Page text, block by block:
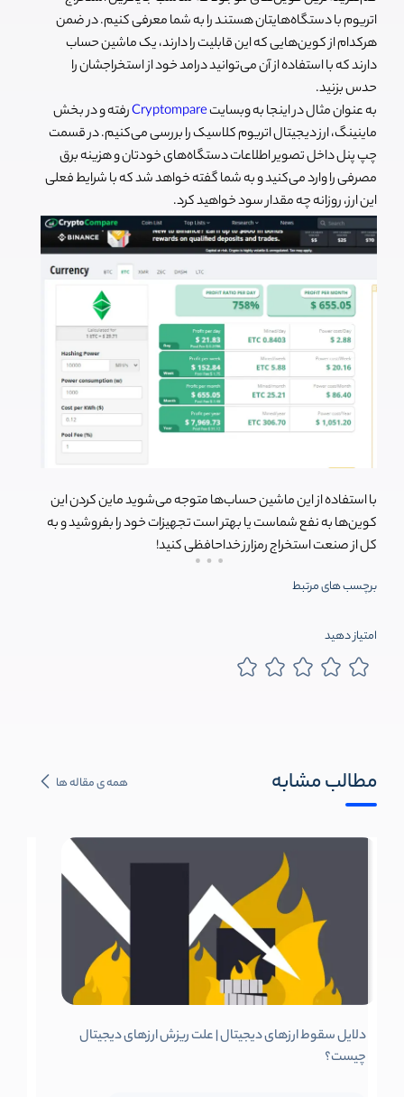
اتریوم با دستگاه‌هایتان هستند را به شما معرفی کنیم. در ضمن
هرکدام از کوین‌هایی که این قابلیت را دارند، یک ماشین حساب
دارند که با استفاده از آن می‌توانید درامد خود از استخراجشان را
حدس بزنید.
به عنوان مثال در اینجا به وبسایتCryptompareرفته و در بخش
ماینینگ، ارز دیجیتال اتریوم کلاسیک را بررسی می‌کنیم. در قسمت
چپ پنل داخل تصویر اطلاعات دستگاه‌های خودتان و هزینه برق
مصرفی را وارد می‌کنید و به شما گفته خواهد شد که با شرایط فعلی
این ارز، روزانه چه مقدار سود خواهید کرد.
با استفاده از این ماشین حساب‌ها متوجه می‌شوید ماین کردن این
کوین‌ها به نفع شماست یا بهتر است تجهیزات خود را بفروشید و به
کل از صنعت استخراج رمزارز خداحافظی کنید!
برچسب های مرتبط
امتیاز دهید
مطالب مشابه همه ی مقاله ها
دلایل سقوط ارزهای دیجیتال | علت ریزش ارزهای دیجیتال
چیست؟